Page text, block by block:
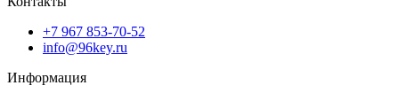
+7 967 853-70-52
info@96key.ru
Информация